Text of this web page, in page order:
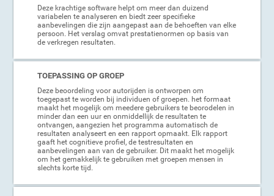
Deze krachtige software helpt om meer dan duizend
variabelen te analyseren en biedt zeer specifieke
aanbevelingen die zijn aangepast aan de behoeften van elke
persoon. Het verslag omvat prestatienormen op basis van
de verkregen resultaten.
TOEPASSING OP GROEP
Deze beoordeling voor autorijden is ontworpen om
toegepast te worden bij individuen of groepen. het formaat
maakt het mogelijk om meedere gebruikers te beorodelen in
minder dan een uur en onmiddellijk de resultaten te
ontvangen, aangezien het programma automatisch de
resultaten analyseert en een rapport opmaakt. Elk rapport
gaaft het cognitieve profiel, de testresultaten en
aanbevelingen aan van de gebruiker. Dit maakt het mogelijk
om het gemakkelijk te gebruiken met groepen mensen in
slechts korte tijd.